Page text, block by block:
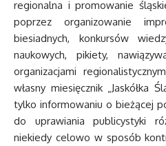
regionalna i promowanie
poprzez organizowanie
biesiadnych, konkursów
naukowych, pikiety,
organizacjami
własny miesięcznik „Jaskółka
tylko informowaniu o bieżącej
do uprawiania publicystyki
niekiedy celowo w sposób